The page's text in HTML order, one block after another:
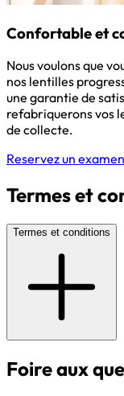
Confortable et
Nous voulons que
nos lentilles
une garantie de
refabriquerons vos
de collecte.
Reservez un
Termes et
Termes et conditions
Foire aux